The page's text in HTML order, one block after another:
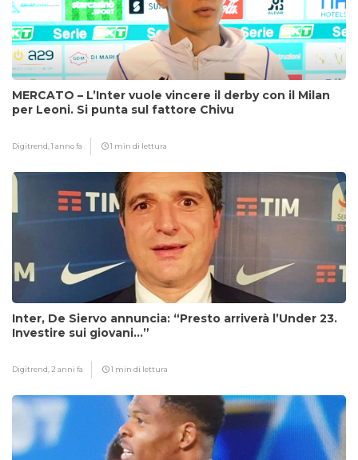
MERCATO – L’Inter vuole vincere il derby con il Milan
per Leoni. Si punta sul fattore Chivu
Digitrend,1 anno fa 1 min di lettura
Inter, De Siervo annuncia: “Presto arriverà l’Under 23.
Investire sui giovani…”
Digitrend, 2 anni fa 1 min di lettura